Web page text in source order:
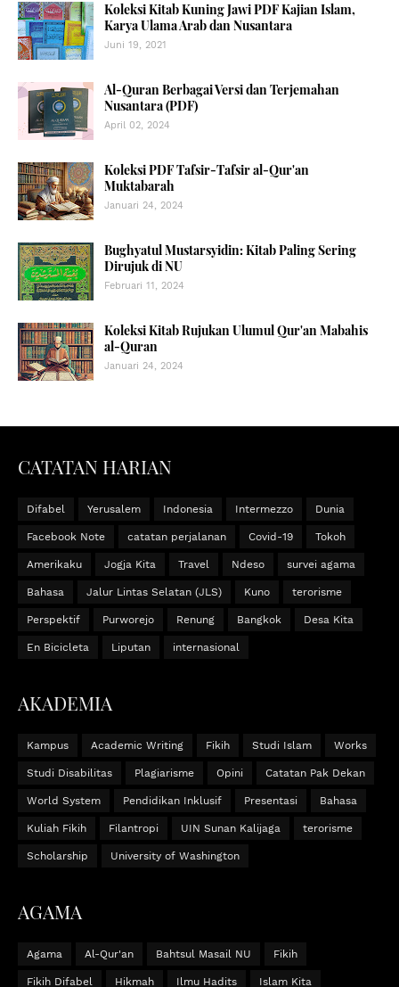
Koleksi Kitab Kuning Jawi PDF Kajian Islam,
Karya Ulama Arab dan Nusantara
Juni 19, 2021
Al-Quran Berbagai Versi dan Terjemahan
Nusantara (PDF)
April 02, 2024
Koleksi PDF Tafsir-Tafsir al-Qur'an
Muktabarah
Januari 24, 2024
Bughyatul Mustarsyidin: Kitab Paling Sering
Dirujuk di NU
Februari 11, 2024
Koleksi Kitab Rujukan Ulumul Qur'an Mabahis
al-Quran
Januari 24, 2024
CATATAN HARIAN
Difabel Yerusalem Indonesia Intermezzo Dunia
Facebook Note catatan perjalanan Covid-19 Tokoh
Amerikaku Jogja Kita Travel Ndeso survei agama
Bahasa Jalur Lintas Selatan (JLS) Kuno terorisme
Perspektif Purworejo Renung Bangkok Desa Kita
En Bicicleta Liputan internasional
AKADEMIA
Kampus Academic Writing Fikih Studi Islam Works
Studi Disabilitas Plagiarisme Opini Catatan Pak Dekan
World System Pendidikan Inklusif Presentasi Bahasa
Kuliah Fikih Filantropi UIN Sunan Kalijaga terorisme
Scholarship University of Washington
AGAMA
Agama Al-Qur'an Bahtsul Masail NU Fikih
Fikih Difabel Hikmah Ilmu Hadits Islam Kita